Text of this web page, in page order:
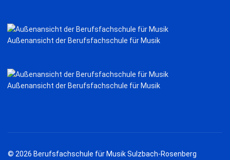
Außenansicht der Berufsfachschule für Musik
Außenansicht der Berufsfachschule für Musik
© 2026 Berufsfachschule für Musik Sulzbach-Rosenberg